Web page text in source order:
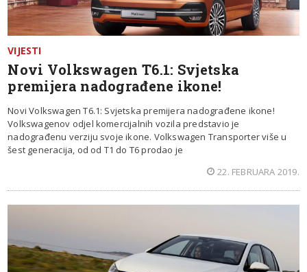
VIJESTI
Novi Volkswagen T6.1: Svjetska
premijera nadograđene ikone!
Novi Volkswagen T6.1: Svjetska premijera nadograđene ikone!
Volkswagenov odjel komercijalnih vozila predstavio je
nadograđenu verziju svoje ikone. Volkswagen Transporter više u
šest generacija, od od T1 do T6 prodao je
22. FEBRUARA 2019.